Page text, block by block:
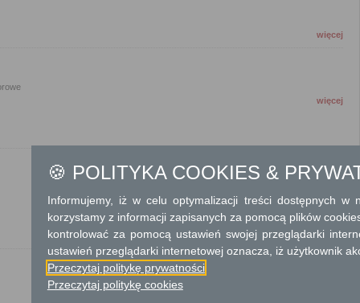
więcej
więcej
więcej
🍪 POLITYKA COOKIES &
Informujemy, iż w celu optymalizacji treści dostępnych w
korzystamy z informacji zapisanych za pomocą plików
kontrolować za pomocą ustawień swojej przeglądarki
ustawień przeglądarki internetowej oznacza, iż użytkownik
Przeczytaj politykę prywatności
Przeczytaj politykę cookies